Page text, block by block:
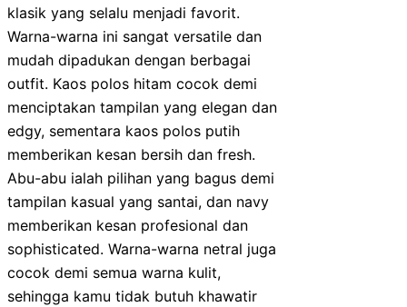
klasik yang selalu menjadi favorit.
Warna-warna ini sangat versatile dan
mudah dipadukan dengan berbagai
outfit. Kaos polos hitam cocok demi
menciptakan tampilan yang elegan dan
edgy, sementara kaos polos putih
memberikan kesan bersih dan fresh.
Abu-abu ialah pilihan yang bagus demi
tampilan kasual yang santai, dan navy
memberikan kesan profesional dan
sophisticated. Warna-warna netral juga
cocok demi semua warna kulit,
sehingga kamu tidak butuh khawatir